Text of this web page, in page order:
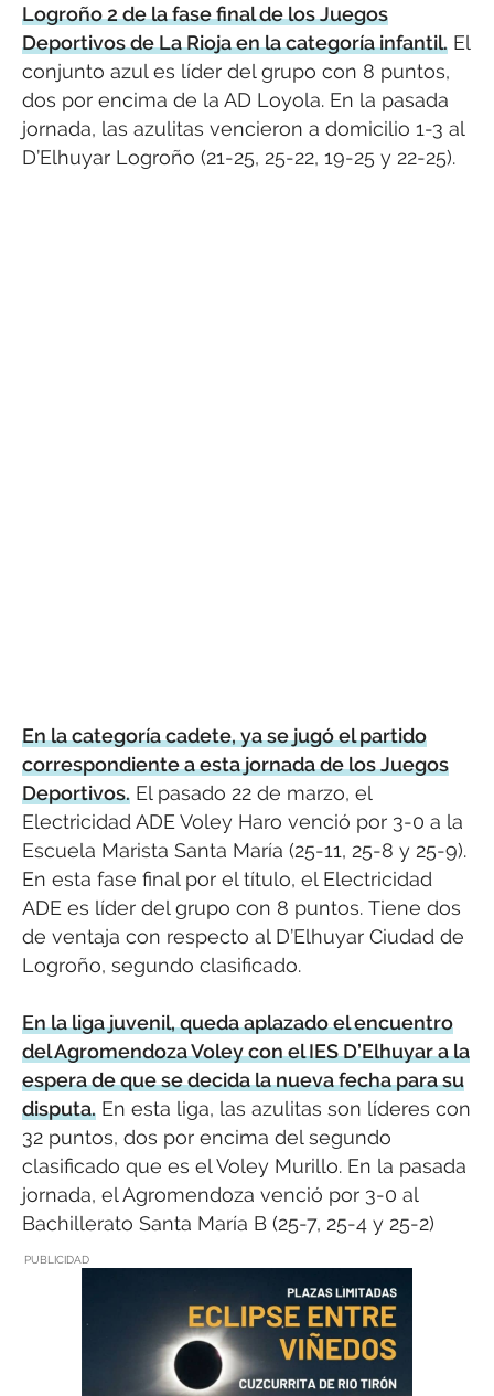
Logroño 2 de la fase final de los Juegos
Deportivos de La Rioja en la categoría infantil. El
conjunto azul es líder del grupo con 8 puntos,
dos por encima de la AD Loyola. En la pasada
jornada, las azulitas vencieron a domicilio 1-3 al
D’Elhuyar Logroño (21-25, 25-22, 19-25 y 22-25).
En la categoría cadete, ya se jugó el partido
correspondiente a esta jornada de los Juegos
Deportivos. El pasado 22 de marzo, el
Electricidad ADE Voley Haro venció por 3-0 a la
Escuela Marista Santa María (25-11, 25-8 y 25-9).
En esta fase final por el título, el Electricidad
ADE es líder del grupo con 8 puntos. Tiene dos
de ventaja con respecto al D’Elhuyar Ciudad de
Logroño, segundo clasificado.
En la liga juvenil, queda aplazado el encuentro
del Agromendoza Voley con el IES D’Elhuyar a la
espera de que se decida la nueva fecha para su
disputa. En esta liga, las azulitas son líderes con
32 puntos, dos por encima del segundo
clasificado que es el Voley Murillo. En la pasada
jornada, el Agromendoza venció por 3-0 al
Bachillerato Santa María B (25-7, 25-4 y 25-2)
PUBLICIDAD